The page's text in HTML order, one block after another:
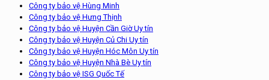
Công ty bảo vệ Hùng Minh
Công ty bảo vệ Hưng Thịnh
Công ty bảo vệ Huyện Cần Giờ Uy tín
Công ty bảo vệ Huyện Củ Chi Uy tín
Công ty bảo vệ Huyện Hóc Môn Uy tín
Công ty bảo vệ Huyện Nhà Bè Uy tín
Công ty bảo vệ ISG Quốc Tế